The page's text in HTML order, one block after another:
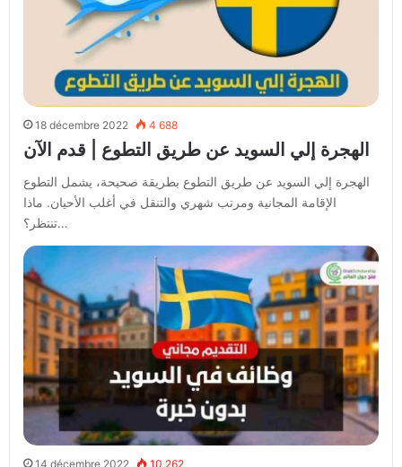
18 décembre 2022 4 688
الهجرة إلي السويد عن طريق التطوع | قدم الآن
الهجرة إلي السويد عن طريق التطوع بطريقة صحيحة، يشمل التطوع
الإقامة المجانية ومرتب شهري والتنقل في أغلب الأحيان. ماذا
تنتظر؟…
14 décembre 2022 10 262